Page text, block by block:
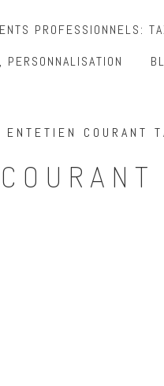
PROFESSIONNELS:
COURANT